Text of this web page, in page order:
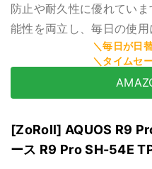
防止や耐久性に優れてい
能性を両立し、毎日の使用
[ZoRoll] AQUOS R9
ース R9 Pro SH-54E